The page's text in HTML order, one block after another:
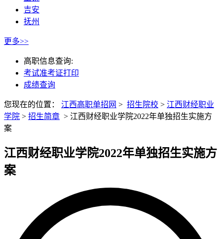
吉安
抚州
更多>>
高职信息查询:
考试准考证打印
成绩查询
您现在的位置： 江西高职单招网 > 招生院校 > 江西财经职业
学院 > 招生简章 > 江西财经职业学院2022年单独招生实施方
案
江西财经职业学院2022年单独招生实施方
案